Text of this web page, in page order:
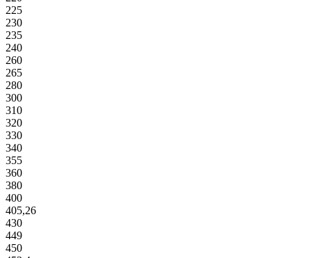
225
230
235
240
260
265
280
300
310
320
330
340
355
360
380
400
405,26
430
449
450